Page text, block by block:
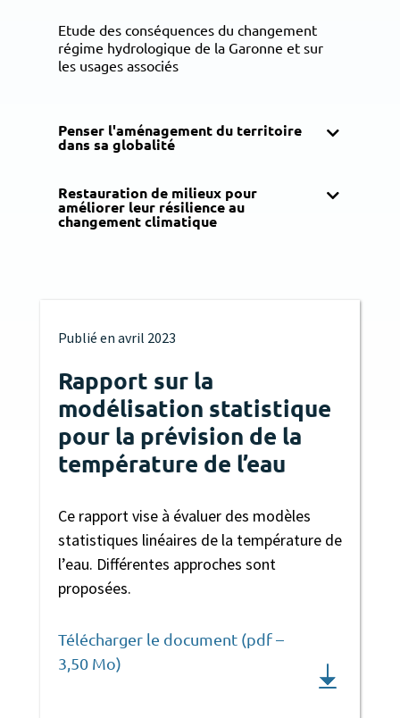
Etude des conséquences du changement
régime hydrologique de la Garonne et sur
les usages associés
Penser l'aménagement du territoire
dans sa globalité
Restauration de milieux pour
améliorer leur résilience au
changement climatique
Publié en avril 2023
Rapport sur la
modélisation statistique
pour la prévision de la
température de l’eau
Ce rapport vise à évaluer des modèles
statistiques linéaires de la température de
l’eau. Différentes approches sont
proposées.
Télécharger le document (pdf –
3,50 Mo)